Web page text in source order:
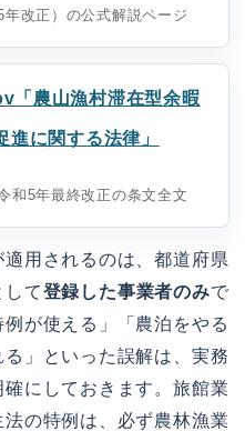
改正）の公式解説ページ
「農山漁村滞在型余暇
に関する法律」
和5年最終改正の条文全文
用されるのは、都道府県
て登録した事業者のみで
が使える」「農泊をやる
」といった誤解は、実務
確にしておきます。旅館業
の特例は、必ず農林漁業